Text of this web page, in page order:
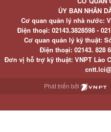
ỦY BAN NHÂN
Cơ quan quản lý nhà nước:
Điện thoại:02143.3828598 -
Cơ quan quản lý kỹ thuật:
Điện thoại:02143. 828
Đơn vị hỗ trợ kỹ thuật: VNPT Lào
Phát triển bởi